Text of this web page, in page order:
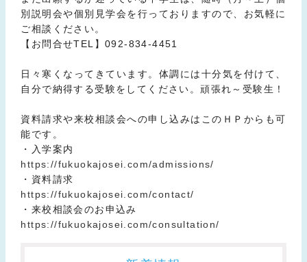
別説明会や個別見学会を行っておりますので、お気軽に
ご相談ください。
【お問合せTEL】092-834-4451
日々寒くなってきています。体調には十分気を付けて、
自分で納得する受験をしてください。頑張れ～受験生！
資料請求や来校相談会への申し込みはこのＨＰからも可
能です。
・入学案内
https://fukuokajosei.com/admissions/
・資料請求
https://fukuokajosei.com/contact/
・来校相談会のお申込み
https://fukuokajosei.com/consultation/